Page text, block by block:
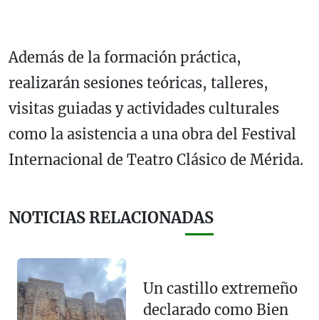
Además de la formación práctica,
realizarán sesiones teóricas, talleres,
visitas guiadas y actividades culturales
como la asistencia a una obra del Festival
Internacional de Teatro Clásico de Mérida.
NOTICIAS RELACIONADAS
Un castillo extremeño
declarado como Bien